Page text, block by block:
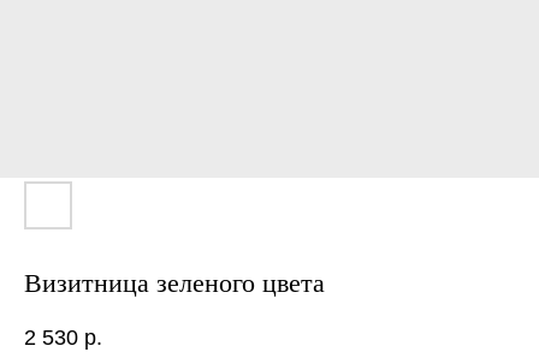
Визитница зеленого цвета
2 530 р.